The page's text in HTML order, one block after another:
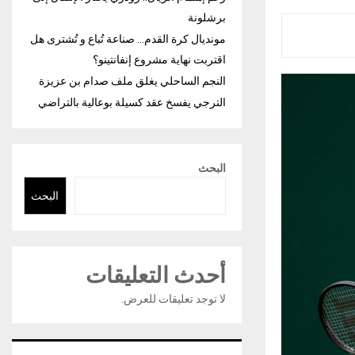
برشلونة
مونديال كرة القدم… صناعة تُباع و تُشترى هل
اقتربت نهاية مشروع إنفانتينو؟
النجم الساحلي يغلق ملف صدام بن عزيزة
الترجي يفسخ عقد كسيلة بوعالية بالتراضي
البحث
البحث
أحدث التعليقات
لا توجد تعليقات للعرض.